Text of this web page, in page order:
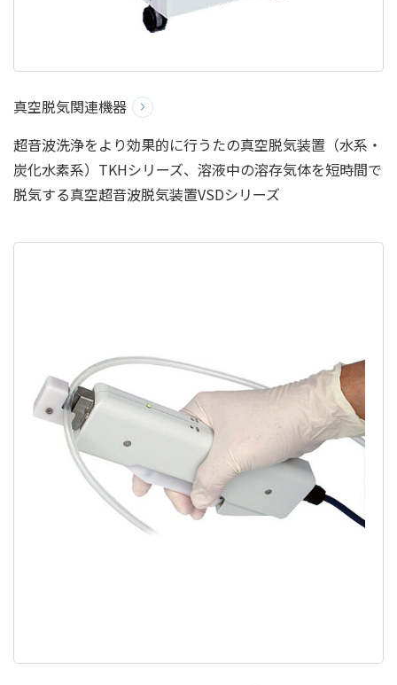
真空脱気関連機器
超音波洗浄をより効果的に行うたの真空脱気装置（水系・
炭化水素系）TKHシリーズ、溶液中の溶存気体を短時間で
脱気する真空超音波脱気装置VSDシリーズ